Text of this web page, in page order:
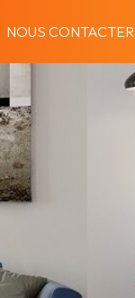
NOUS CONTACTER